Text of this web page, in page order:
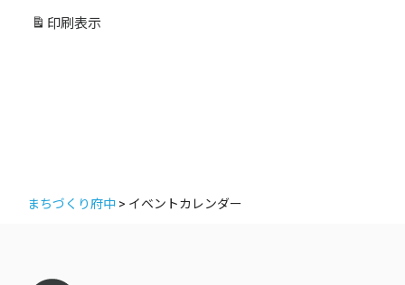
リ
印刷 表示
まちづくり府中 > イベントカレンダー